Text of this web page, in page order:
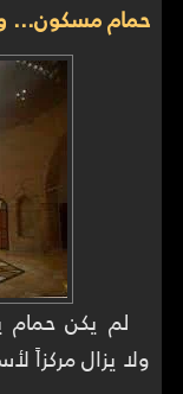
حمام مسكون...
لم يكن حمام
ولا يزال مركزاً